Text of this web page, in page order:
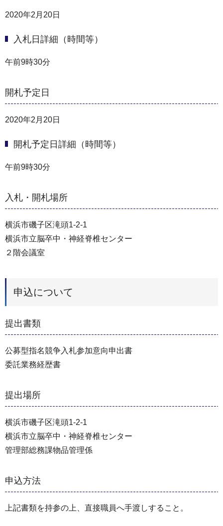
2020年2月20日
入札日詳細（時間等）
午前9時30分
開札予定日
2020年2月20日
開札予定日詳細（時間等）
午前9時30分
入札・開札場所
横浜市磯子区滝頭1-2-1
横浜市立脳卒中・神経脊椎センター
２階会議室
申込について
提出書類
公募型指名競争入札参加意向申出書
委託業務経歴書
提出場所
横浜市磯子区滝頭1-2-1
横浜市立脳卒中・神経脊椎センター
管理部総務課物品管理係
申込方法
上記書類を持参の上、直接職員へ手渡しすること。